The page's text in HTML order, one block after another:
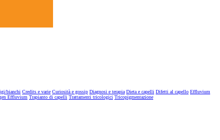
bianchi Credits e varie Curiosità e gossip Diagnosi e terapia Dieta e capelli Difetti al capello Effluvium
Effluvium Trapianto di capelli Trattamenti tricologici Tricopigmentazione